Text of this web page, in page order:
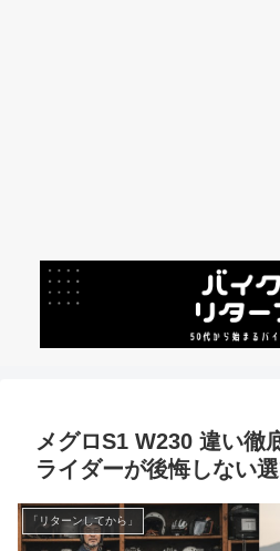
メグロS1 W230 違い徹
ライダーが後悔しない
「リターンしてから」